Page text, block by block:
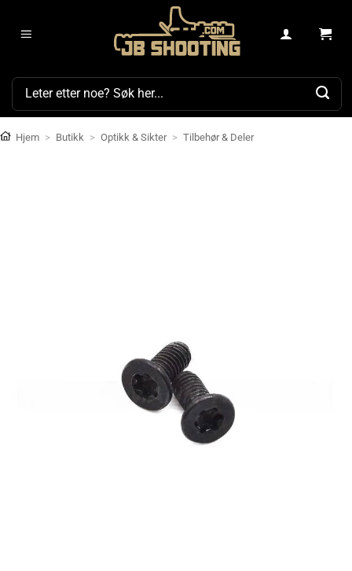
Søk
Hjem > Butikk > Optikk & Sikter > Tilbehør & Deler